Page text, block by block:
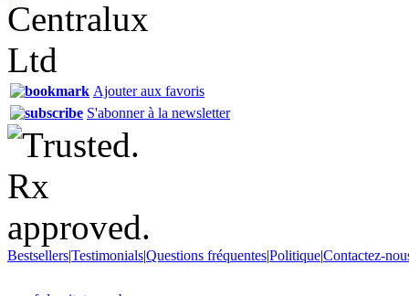
Ajouter aux favoris
S'abonner à la newsletter
Bestsellers|Testimonials|Questions fréquentes|Politique|Contactez-